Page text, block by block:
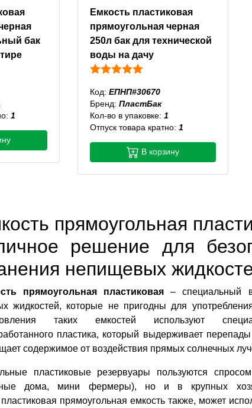
бак
1
Емкость пластиковая
прямоугольная черная
250л бак для технической
воды на дачу
Код:ЕПНП#30670
Бренд:ПластБак
Кол-во в упаковке:1
Отпуск товара кратно:1
В корзину
прямоугольная
решение для
непищевых
прямоугольная пластиковая– специальный
жидкостей, которые не пригодны для
таких емкостей используют
пластика, который выдерживает
содержимое от воздействия прямых солнечных
пластиковые резервуары пользуются
дома, мини фермеры), но и в крупных
прямоугольная емкость также, может